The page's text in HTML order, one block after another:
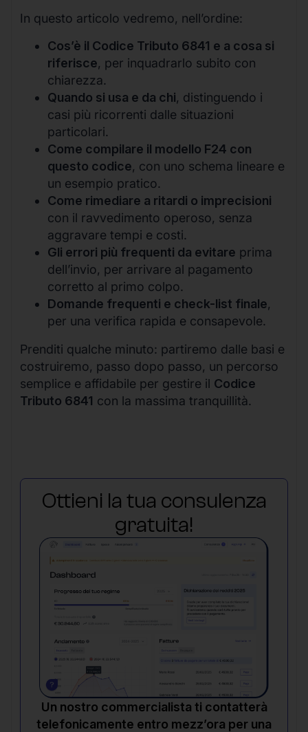
In questo articolo vedremo, nell’ordine:
Cos’è il Codice Tributo 6841 e a cosa si
riferisce, per inquadrarlo subito con
chiarezza.
Quando si usa e da chi, distinguendo i
casi più ricorrenti dalle situazioni
particolari.
Come compilare il modello F24 con
questo codice, con uno schema lineare e
un esempio pratico.
Come rimediare a ritardi o imprecisioni
con il ravvedimento operoso, senza
aggravare tempi e costi.
Gli errori più frequenti da evitare prima
dell’invio, per arrivare al pagamento
corretto al primo colpo.
Domande frequenti e check-list finale,
per una verifica rapida e consapevole.
Prenditi qualche minuto: partiremo dalle basi e
costruiremo, passo dopo passo, un percorso
semplice e affidabile per gestire il Codice
Tributo 6841 con la massima tranquillità.
Ottieni la tua consulenza
gratuita!
Un nostro commercialista ti contatterà
telefonicamente entro mezz’ora per una